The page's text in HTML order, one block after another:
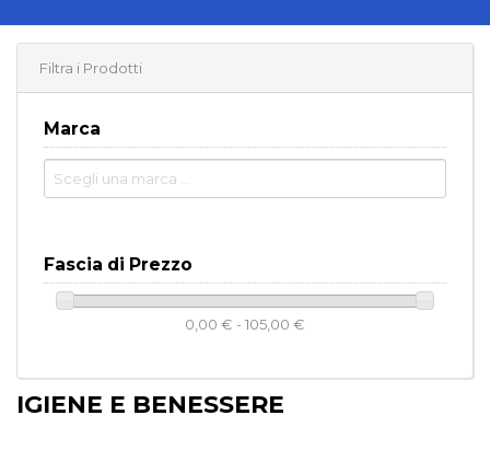
Filtra i Prodotti
Marca
Fascia di Prezzo
0,00 € - 105,00 €
IGIENE E BENESSERE